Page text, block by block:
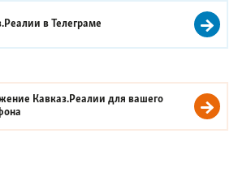
вТелеграме
Кавказ.Реалии для вашего